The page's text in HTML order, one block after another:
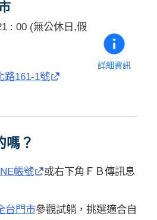
: 00 (無公休日,假
路161-1號
詳細資訊
嗎？
帳號
或右下角ＦＢ傳訊息
台門市參觀試躺，挑選適合自